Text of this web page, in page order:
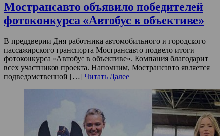
Мострансавто объявило победителей
фотоконкурса «Автобус в объективе»
В преддверии Дня работника автомобильного и городского
пассажирского транспорта Мострансавто подвело итоги
фотоконкурса «Автобус в объективе». Компания благодарит
всех участников проекта. Напомним, Мострансавто является
подведомственной […] Читать Далее